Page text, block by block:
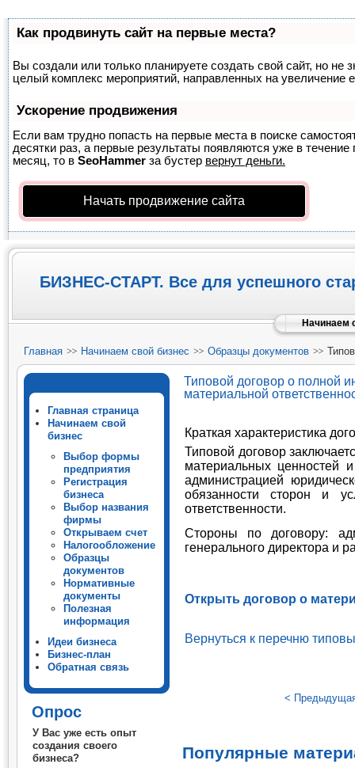
Как продвинуть сайт на первые места?
Вы создали или только планируете создать свой сайт, но не
целый комплекс мероприятий, направленных на увеличение
Ускорение продвижения
Если вам трудно попасть на первые места в поиске
десятки раз, а первые результаты появляются уже в
месяц, то в SeoHammer за бустер вернут деньги.
Начать продвижение сайта
БИЗНЕС-СТАРТ. Все для успешного
Начинаем
Главная Начинаем свой бизнес Образцы документов
индивидуальной материальной ответственности
Главная страница
Начинаем свой
бизнес
Выбор формы
предприятия
Регистрация
бизнеса
Выбор названия
фирмы
Открываем счет
Налогообложение
Образцы
документов
Нормативные
документы
Полезная
информация
Идеи бизнеса
Бизнес-план
Обратная связь
Опрос
У Вас уже есть опыт
создания своего
бизнеса?
Типовой договор о полной
материальной
Краткая характеристика
Типовой договор
материальных ценностей
администрацией
обязанности сторон и
ответственности.
Стороны по договору:
генерального директора и
Открыть договор о
Вернуться к перечню
<
Популярные